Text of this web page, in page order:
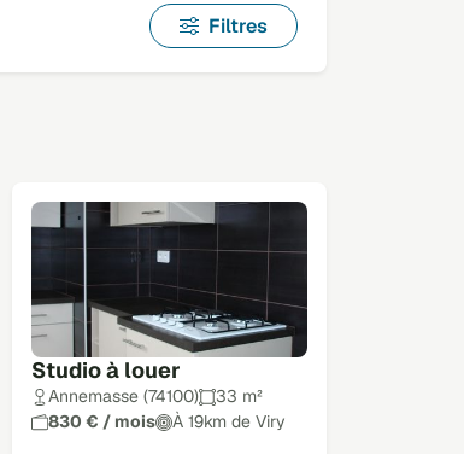
Filtres
Studio à louer
Annemasse (74100)
33 m²
830 € / mois
À 19km de Viry